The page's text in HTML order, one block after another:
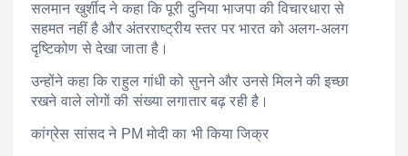
सलमान खुर्शीद ने कहा कि पूरी दुनिया भाजपा की विचारधारा से
सहमत नहीं है और अंतरराष्ट्रीय स्तर पर भारत को अलग-अलग
दृष्टिकोण से देखा जाता है।
उन्होंने कहा कि राहुल गांधी को सुनने और उनसे मिलने की इच्छा
रखने वाले लोगों की संख्या लगातार बढ़ रही है।
कांग्रेस सांसद ने PM मोदी का भी किया जिक्र